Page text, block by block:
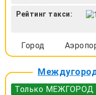
Рейтинг такси:
Город
Только МЕЖГОРОД